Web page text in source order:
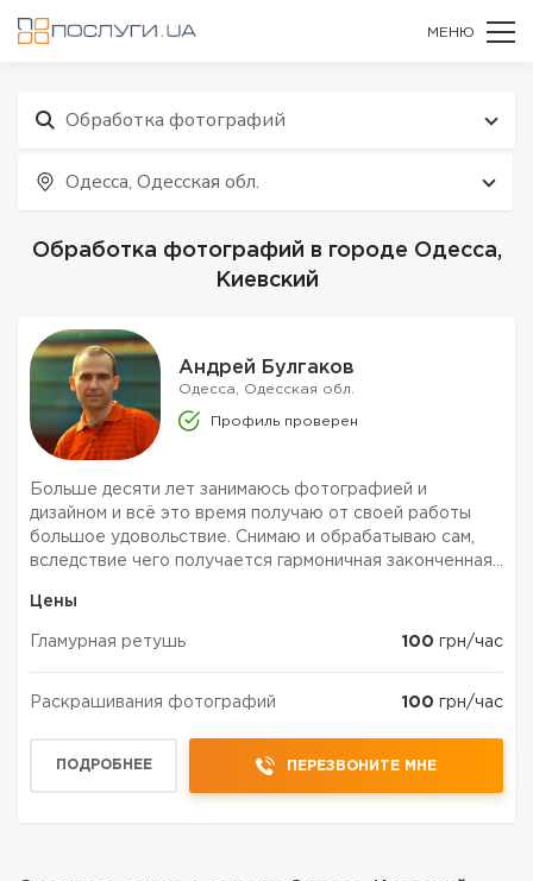
МЕНЮ
Обработка фотографий
Одесса, Одесская обл.
Обработка фотографий в городе Одесса,
Киевский
Андрей Булгаков
Одесса, Одесская обл.
Профиль проверен
Больше десяти лет занимаюсь фотографией и
дизайном и всё это время получаю от своей работы
большое удовольствие. Снимаю и обрабатываю сам,
вследствие чего получается гармоничная законченная
фотосъемка - фотосъемка банкетов и праздников -
изготовление...
Цены
Гламурная ретушь 100 грн/час
Раскрашивания фотографий 100 грн/час
ПОДРОБНЕЕ ПЕРЕЗВОНИТЕ МНЕ